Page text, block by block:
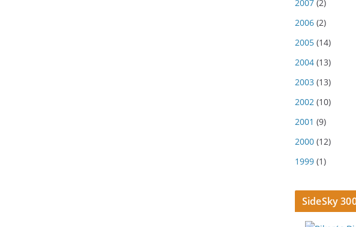
2007 (2)
2006 (2)
2005 (14)
2004 (13)
2003 (13)
2002 (10)
2001 (9)
2000 (12)
1999 (1)
SideSky